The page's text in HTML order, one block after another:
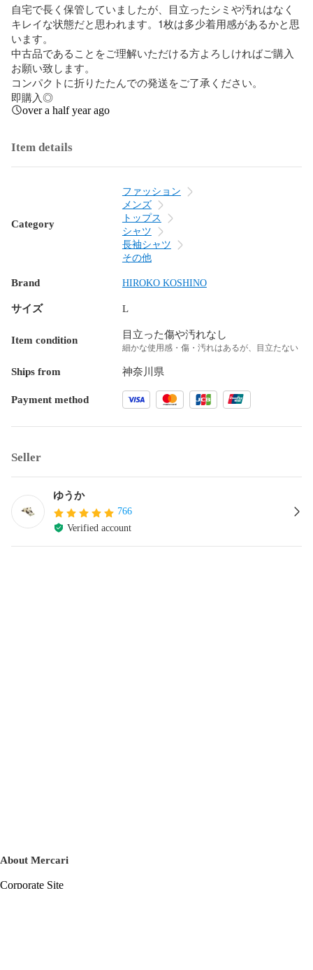
自宅で長く保管していましたが、目立ったシミや汚れはなく
キレイな状態だと思われます。1枚は多少着用感があるかと思
います。
中古品であることをご理解いただける方よろしければご購入
お願い致します。
コンパクトに折りたたんでの発送をご了承ください。
即購入◎
over a half year ago
Item details
Category
ファッション
メンズ
トップス
シャツ
長袖シャツ
その他
Brand HIROKO KOSHINO
サイズ L
Item condition 目立った傷や汚れなし
細かな使用感・傷・汚れはあるが、目立たない
Ships from 神奈川県
Payment method
Seller
ゆうか
766
Verified account
About Mercari
Corporate Site